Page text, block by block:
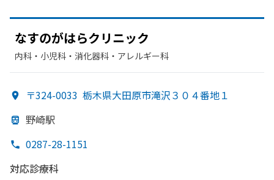
なすのがはらクリニック
内科・​小児科・​消化器科・​アレルギー科
〒324-0033 栃木県大田原市滝沢３０４番地１
野崎駅
0287-28-1151
対応診療科